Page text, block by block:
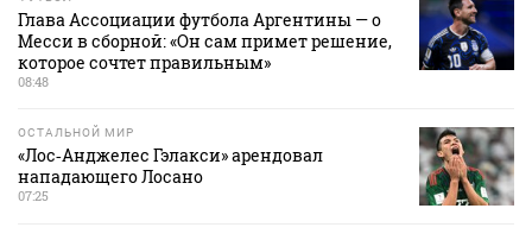
Глава Ассоциации футбола Аргентины — о
Месси в сборной: «Он сам примет решение,
которое сочтет правильным»
08:48
ОСТАЛЬНОЙ МИР
«Лос‑Анджелес Гэлакси» арендовал
нападающего Лосано
07:25